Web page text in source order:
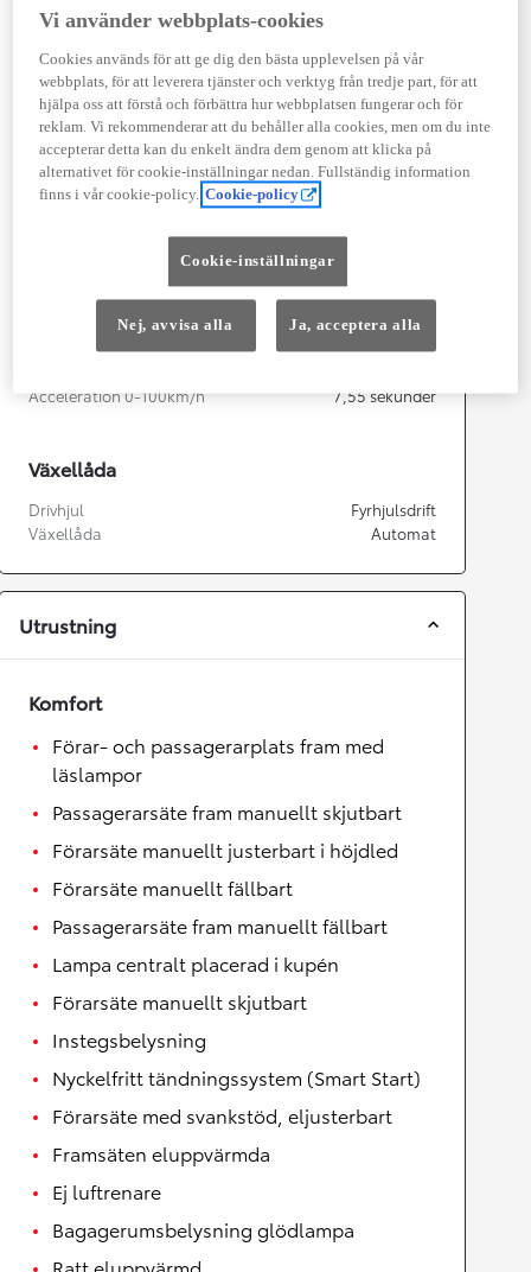
Förbrukning
EURO 6
Kombinerad Co2 121 g/km
Motor
145
Prestanda
Acceleration 0-100km/h
7,55 sekunder
Växellåda
Drivhjul
Fyrhjulsdrift
Växellåda
Automat
Utrustning
Komfort
Förar- och passagerarplats fram med
läslampor
Passagerarsäte fram manuellt skjutbart
Förarsäte manuellt justerbart i höjdled
Förarsäte manuellt fällbart
Passagerarsäte fram manuellt fällbart
Lampa centralt placerad i kupén
Förarsäte manuellt skjutbart
Instegsbelysning
Nyckelfritt tändningssystem (Smart Start)
Förarsäte med svankstöd, eljusterbart
Framsäten eluppvärmda
Ej luftrenare
Bagagerumsbelysning glödlampa
Vi använder webbplats-cookies
Cookies används för att ge dig den bästa upplevelsen på vår
webbplats, för att leverera tjänster och verktyg från tredje part, för att
hjälpa oss att förstå och förbättra hur webbplatsen fungerar och för
reklam. Vi rekommenderar att du behåller alla cookies, men om du inte
accepterar detta kan du enkelt ändra dem genom att klicka på
alternativet för cookie-inställningar nedan. Fullständig information
finns i vår cookie-policy. Cookie-policy
Cookie-inställningar
Nej, avvisa alla Ja, acceptera alla